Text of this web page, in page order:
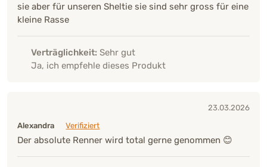
sie aber für unseren Sheltie sie sind sehr gross für eine
kleine Rasse
Verträglichkeit: Sehr gut
Ja, ich empfehle dieses Produkt
23.03.2026
Alexandra
Verifiziert
Der absolute Renner wird total gerne genommen 😊